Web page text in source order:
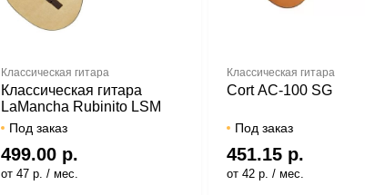
Классическая гитара
Классическая гитара
LaMancha Rubinito LSM
Под заказ
499.00 р.
от 47 р. / мес.
Классическая гитара
Cort AC-100 SG
Под заказ
451.15 р.
от 42 р. / мес.